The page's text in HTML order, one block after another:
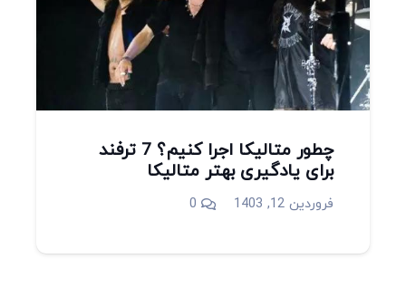
چطور متالیکا اجرا کنیم؟ 7 ترفند
برای یادگیری بهتر متالیکا
فروردین 12, 1403 0